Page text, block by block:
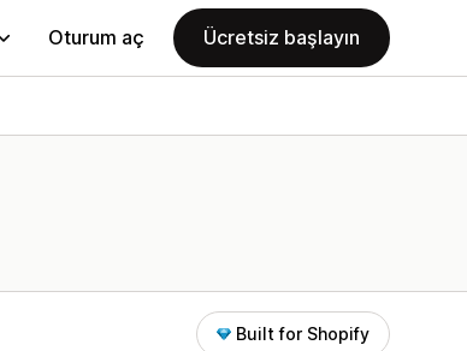
Oturum aç Ücretsiz başlayın
Built for Shopify